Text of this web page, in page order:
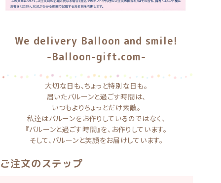
We delivery Balloon and smile!
-Balloon-gift.com-
大切な日も、ちょっと特別な日も。
届いたバルーンと過ごす時間は、
いつもよりちょっとだけ素敵。
私達はバルーンをお作りしているのではなく、
『バルーンと過ごす時間』を、お作りしています。
そして、バルーンと笑顔をお届けしています。
ご注文のステップ